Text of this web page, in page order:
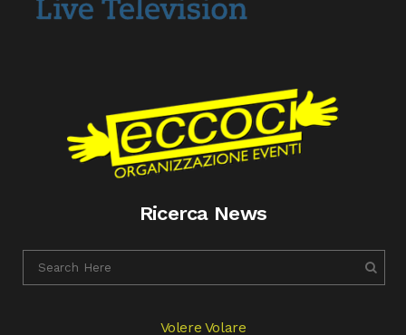
Ricerca News
Volere Volare